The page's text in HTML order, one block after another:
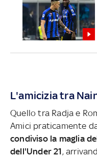
L'amicizia tra
Quello tra Radja e
Amici praticamente
condiviso la maglia
dell'Under 21,